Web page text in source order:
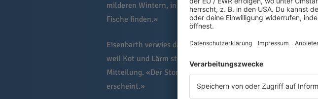
milderen Wintern, in denen die Schreitvögel auch in kalten
Fische finden.»
Eisenbarth verwies darauf, dass immer wieder Horste illegal
weil Kot und Lärm störten. «Mit der Horstentfernung ist das
Mitteilung. «Der Storch baut entweder erneut am gleichen
erscheint.»